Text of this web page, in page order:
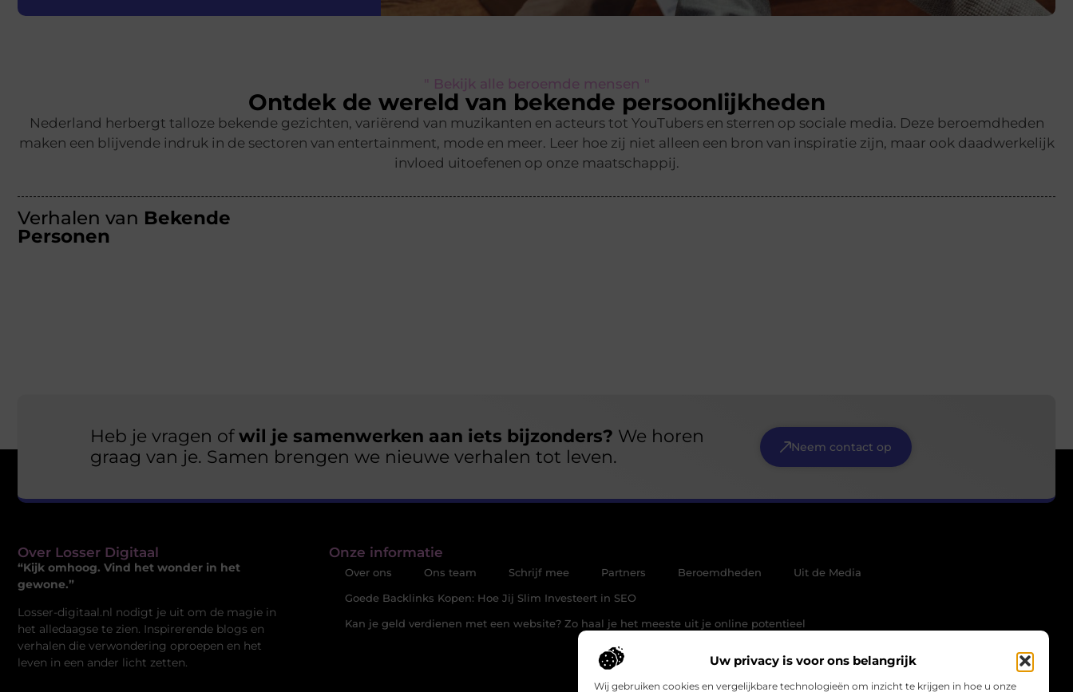
Uw privacy is voor ons belangrijk
Wij gebruiken cookies en vergelijkbare technologieën om inzicht te krijgen in hoe u onze
" Bekijk alle beroemde mensen "
Ontdek de wereld van bekende persoonlijkheden
Nederland herbergt talloze bekende gezichten, variërend van muzikanten en acteurs tot YouTubers en sterren op sociale media. Deze beroemdheden
maken een blijvende indruk in de sectoren van entertainment, mode en meer. Leer hoe zij niet alleen een bron van inspiratie zijn, maar ook daadwerkelijk
invloed uitoefenen op onze maatschappij.
Verhalen van Bekende
Personen
Heb je vragen ofwil je samenwerken aan iets bijzonders? We horen
graag van je. Samen brengen we nieuwe verhalen tot leven.
Neem contact op
Over Losser Digitaal
“Kijk omhoog. Vind het wonder in het
gewone.”
Losser-digitaal.nl nodigt je uit om de magie in
het alledaagse te zien. Inspirerende blogs en
verhalen die verwondering oproepen en het
leven in een ander licht zetten.
Onze informatie
Over ons Ons team Schrijf mee Partners Beroemdheden
Uit de Media
Goede Backlinks Kopen: Hoe Jij Slim Investeert in SEO
Kan je geld verdienen met een website? Zo haal je het meeste uit je online potentieel